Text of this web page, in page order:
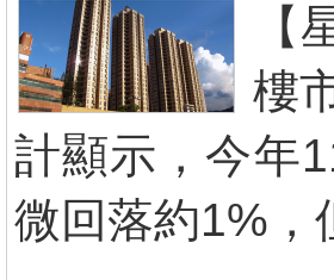
樓
計顯示，今年
微回落約1%，